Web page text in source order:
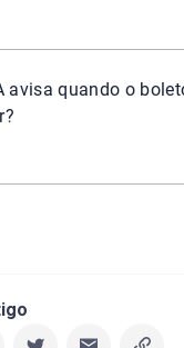
avisa quando o